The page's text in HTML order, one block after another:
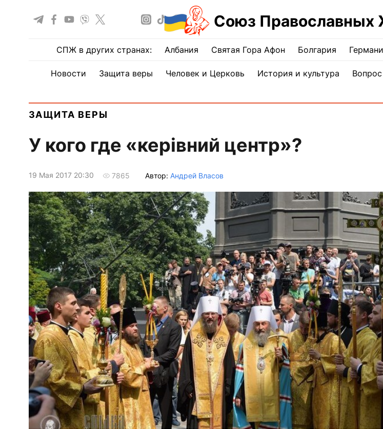
Союз Православных
СПЖ в других странах: Албания Святая Гора Афон Болгария
Новости Защита веры Человек и Церковь История и культура
ЗАЩИТА ВЕРЫ
У кого где «керівний центр»?
19 Мая 2017 20:30 7865 Автор: Андрей Власов